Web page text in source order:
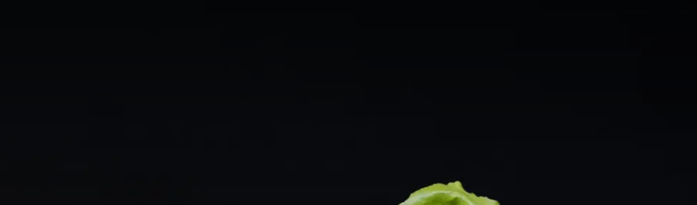
kan bij Mr. Sato! Ontdek onze Aziatische gerechten en verse sushi van
en met zondag van 16.00 tot 21.00 uur.